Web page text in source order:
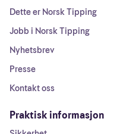
Dette er Norsk Tipping
Jobb i Norsk Tipping
Nyhetsbrev
Presse
Kontakt oss
Praktisk informasjon